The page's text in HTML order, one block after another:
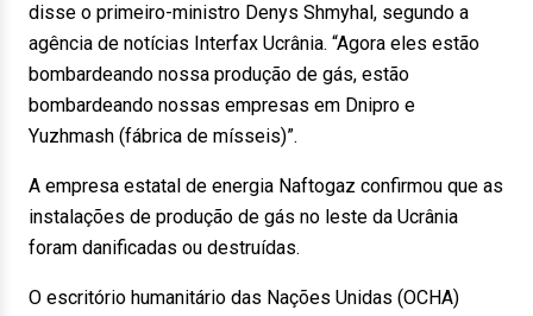
disse o primeiro-ministro Denys Shmyhal, segundo a
agência de notícias Interfax Ucrânia. “Agora eles estão
bombardeando nossa produção de gás, estão
bombardeando nossas empresas em Dnipro e
Yuzhmash (fábrica de mísseis)”.
A empresa estatal de energia Naftogaz confirmou que as
instalações de produção de gás no leste da Ucrânia
foram danificadas ou destruídas.
O escritório humanitário das Nações Unidas (OCHA)